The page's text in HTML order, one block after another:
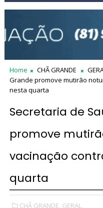
Home CHÃ GRANDE
Grande promove mutirão
nesta quarta
Secretaria de
promove
vacinação
quarta
CHÃ GRANDE, GERAL,